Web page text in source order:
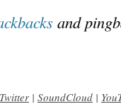
and
Twitter | SoundCloud |